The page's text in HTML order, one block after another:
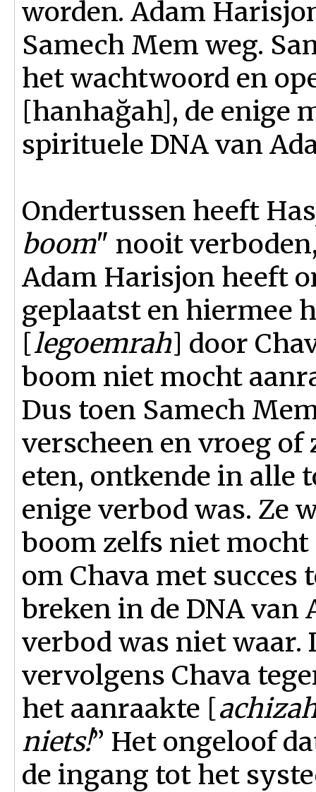
worden. Adam
Samech Mem weg.
het wachtwoord en
[hanhağah], de enige
spirituele DNA van
Ondertussen heeft
boom" nooit
Adam Harisjon heeft
geplaatst en hiermee
[legoemrah] door
boom niet mocht
Dus toen Samech
verscheen en vroeg
eten, ontkende in alle
enige verbod was. Ze
boom zelfs niet
om Chava met
breken in de DNA
verbod was niet waar.
vervolgens Chava
het aanraakte [
niets!” Het ongeloof
de ingang tot het